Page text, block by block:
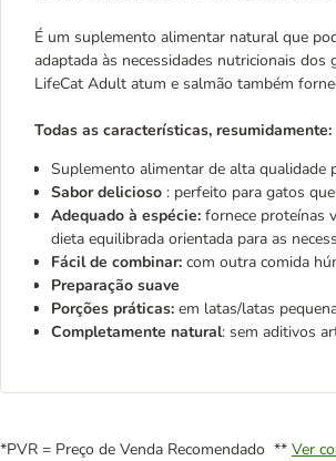
É um suplemento alimentar natural que
adaptada às necessidades nutricionais dos
LifeCat Adult atum e salmão também
Todas as características, resumidamente:
Suplemento alimentar de alta qualidade
Sabor delicioso : perfeito para gatos
Adequado à espécie: fornece proteínas
dieta equilibrada orientada para as
Fácil de combinar: com outra comida
Preparação suave
Porções práticas: em latas/latas
Completamente natural: sem aditivos
*PVR = Preço de Venda Recomendado ** Ver